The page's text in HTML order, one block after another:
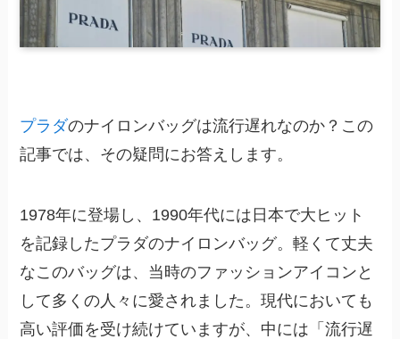
プラダのナイロンバッグは流行遅れなのか？この
記事では、その疑問にお答えします。
1978年に登場し、1990年代には日本で大ヒット
を記録したプラダのナイロンバッグ。軽くて丈夫
なこのバッグは、当時のファッションアイコンと
して多くの人々に愛されました。現代においても
高い評価を受け続けていますが、中には「流行遅